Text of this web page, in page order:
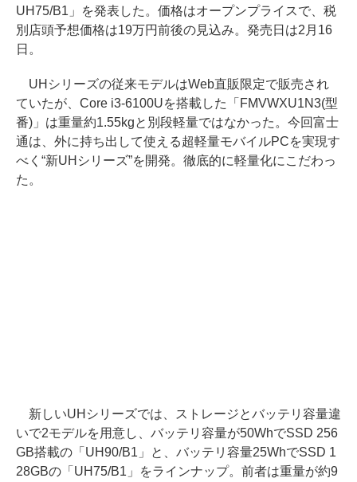
UH75/B1」を発表した。価格はオープンプライスで、税
別店頭予想価格は19万円前後の見込み。発売日は2月16
日。
UHシリーズの従来モデルはWeb直販限定で販売され
ていたが、Core i3-6100Uを搭載した「FMVWXU1N3(型
番)」は重量約1.55kgと別段軽量ではなかった。今回富士
通は、外に持ち出して使える超軽量モバイルPCを実現す
べく“新UHシリーズ”を開発。徹底的に軽量化にこだわっ
た。
新しいUHシリーズでは、ストレージとバッテリ容量違
いで2モデルを用意し、バッテリ容量が50WhでSSD 256
GB搭載の「UH90/B1」と、バッテリ容量25WhでSSD 1
28GBの「UH75/B1」をラインナップ。前者は重量が約9